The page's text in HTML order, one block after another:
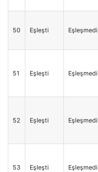
50 Eşleşti Eşleşmedi
51 Eşleşti Eşleşmedi
52 Eşleşti Eşleşmedi
53 Eşleşti Eşleşmedi